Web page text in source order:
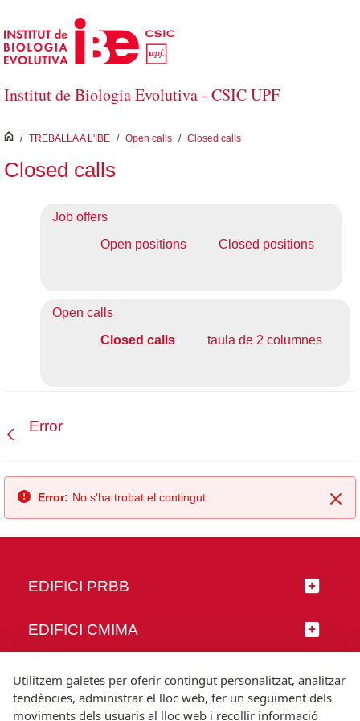
Salta al contingut principal
Institut de Biologia Evolutiva - CSIC UPF
inici
/ TREBALLA A L'IBE / Open calls / Closed calls
Closed calls
Job offers
Open positions
Closed positions
Open calls
Closed calls
taula de 2 columnes
Error
Error: No s'ha trobat el contingut.
EDIFICI PRBB
EDIFICI CMIMA
SEGUEIX-NOS
Utilitzem galetes per oferir contingut personalitzat, analitzar
tendències, administrar el lloc web, fer un seguiment dels
moviments dels usuaris al lloc web i recollir informació